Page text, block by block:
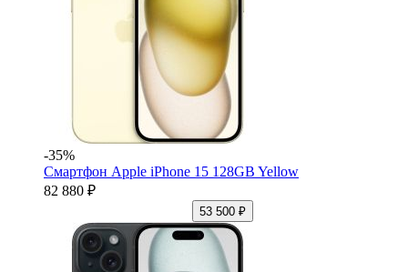
-35%
Смартфон Apple iPhone 15 128GB Yellow
82 880 ₽
53 500 ₽